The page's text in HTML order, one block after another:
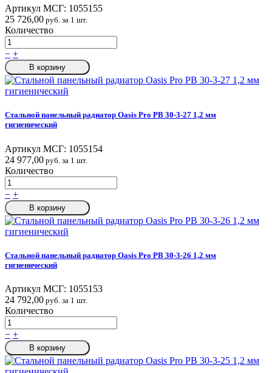
Артикул МСГ: 1055155
25 726,00 руб. за 1 шт.
Количество
− +
В корзину
Стальной панельный радиатор Oasis Pro PB 30-3-27 1,2 мм
гигиенический
Артикул МСГ: 1055154
24 977,00 руб. за 1 шт.
Количество
− +
В корзину
Стальной панельный радиатор Oasis Pro PB 30-3-26 1,2 мм
гигиенический
Артикул МСГ: 1055153
24 792,00 руб. за 1 шт.
Количество
− +
В корзину